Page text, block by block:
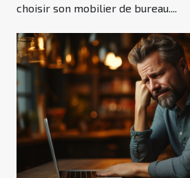
choisir son mobilier de bureau....